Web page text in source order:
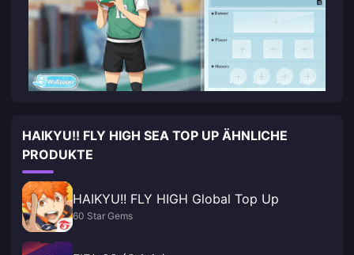
HAIKYU!! FLY HIGH SEA TOP UP ÄHNLICHE
PRODUKTE
HAIKYU!! FLY HIGH Global Top Up
60 Star Gems